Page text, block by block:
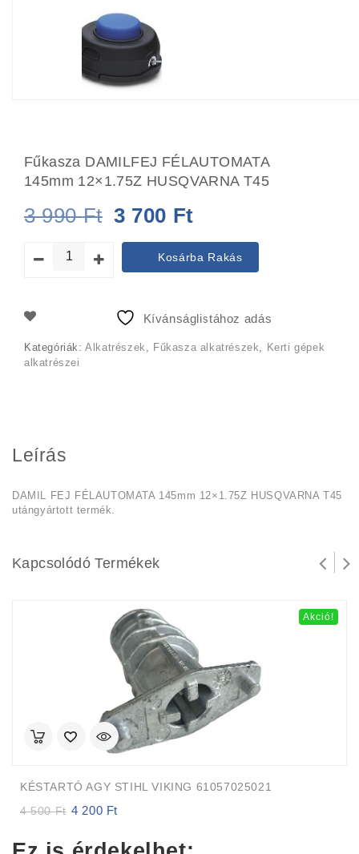
Fűkasza DAMILFEJ FÉLAUTOMATA
145mm 12×1.75Z HUSQVARNA T45
3 990Ft Original
price
was:
3
3 700 Ft
price
is:
Kosárba Rakás
Kívánságlistához adás
Kategóriák:Alkatrészek Fűkasza alkatrészek
Kerti gépek
alkatrészei
Leírás
DAMIL FEJ FÉLAUTOMATA 145mm 12×1.75Z HUSQVARNA T45
utángyártott termék.
Kapcsolódó Termékek
Akció!
KÉSTARTÓ AGY STIHL VIKING 61057025021
4 500Ft Original
4
4 200 Ft
4